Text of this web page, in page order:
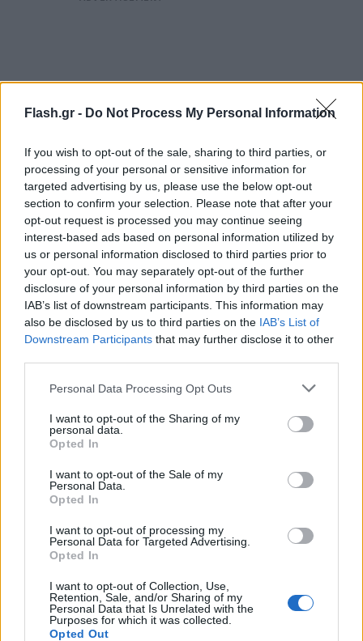
Flash.gr - Do Not Process My Personal Information
If you wish to opt-out of the sale, sharing to third parties, or
processing of your personal or sensitive information for
targeted advertising by us, please use the below opt-out
section to confirm your selection. Please note that after your
opt-out request is processed you may continue seeing
interest-based ads based on personal information utilized by
us or personal information disclosed to third parties prior to
your opt-out. You may separately opt-out of the further
disclosure of your personal information by third parties on the
IAB’s list of downstream participants. This information may
also be disclosed by us to third parties on the IAB’s List of
Downstream Participants that may further disclose it to other
Please note that this website/app uses one or more Google
not limited to your visit or usage behaviour. You may click to
grant or deny consent to Google and its third-party tags to
use your data for below specified purposes in below Google
consent section.
Personal Data Processing Opt Outs
I want to opt-out of the Sharing of my
personal data.
Opted In
I want to opt-out of the Sale of my
Personal Data.
Opted In
I want to opt-out of processing my
Personal Data for Targeted Advertising.
Opted In
I want to opt-out of Collection, Use,
Retention, Sale, and/or Sharing of my
Personal Data that Is Unrelated with the
Purposes for which it was collected.
Opted Out
Ο Πιάστρι προσπάθησε να τον δυσκολέψει όσο
μπορούσε και κάποια στιγμή βρέθηκε στην 1η
θέση, αλλά ο Βελγο-Ολλανδός παγκόσμιος
πρωταθλητής έκανε την αντεπίθεσή του, τον
προσπέρασε και δεν κοίταξε ξανά πίσω του,
παίρνοντας τη νίκη.
Στη 2η θέση τερμάτισε ο Πιάστρι και στην 3η ο
Γκασλί, με τον Σάινθ να παίρνει την 4η θέση μετά
την τιμωρία του Χάμιλτον, τον Λεκλέρ να
τερματίζει στην 5η και τους Νόρις, Χάμιλτον και